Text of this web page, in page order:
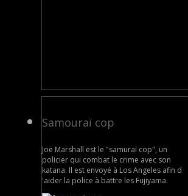
Samouraï cop
Joe Marshall est le "samuraï cop", un
policier qui combat le crime avec son
katana. Il est envoyé à Los Angeles afin d
'aider la police à battre les Fujiyama.